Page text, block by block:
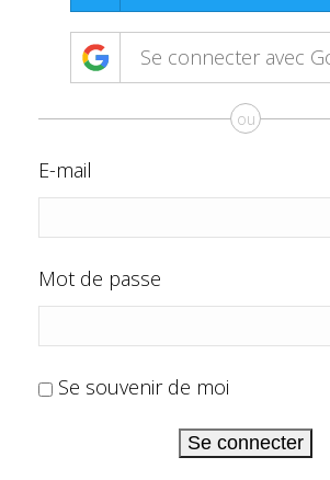
Se connecter avec
ou
E-mail
Mot de passe
Se souvenir de moi
Se connecter